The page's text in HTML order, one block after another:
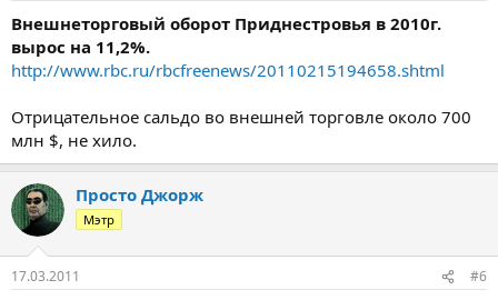
Внешнеторговый оборот Приднестровья в 2010г.
вырос на 11,2%.
http://www.rbc.ru/rbcfreenews/20110215194658.shtml
Отрицательное сальдо во внешней торговле около 700
млн $, не хило.
Просто Джорж
Мэтр
17.03.2011 #6